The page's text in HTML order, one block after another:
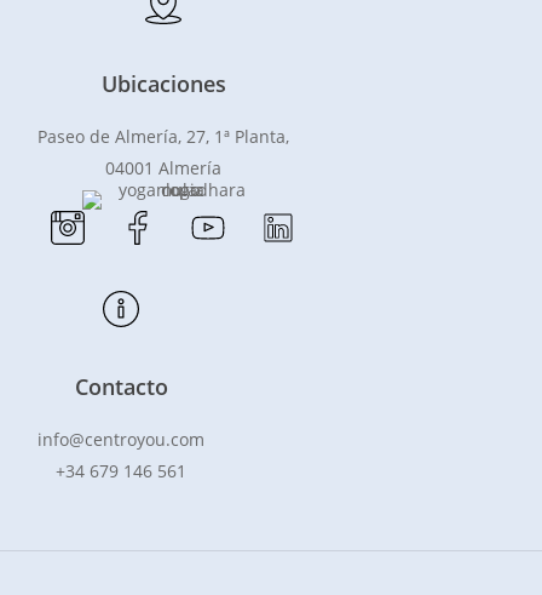
Ubicaciones
Paseo de Almería, 27, 1ª Planta,
04001 Almería
Contacto
info@centroyou.com
+34 679 146 561